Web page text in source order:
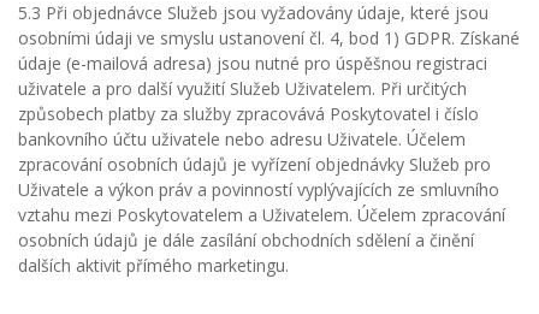
5.3 Při objednávce Služeb jsou vyžadovány údaje, které jsou
osobními údaji ve smyslu ustanovení čl. 4, bod 1) GDPR. Získané
údaje (e-mailová adresa) jsou nutné pro úspěšnou registraci
uživatele a pro další využití Služeb Uživatelem. Při určitých
způsobech platby za služby zpracovává Poskytovatel i číslo
bankovního účtu uživatele nebo adresu Uživatele. Účelem
zpracování osobních údajů je vyřízení objednávky Služeb pro
Uživatele a výkon práv a povinností vyplývajících ze smluvního
vztahu mezi Poskytovatelem a Uživatelem. Účelem zpracování
osobních údajů je dále zasílání obchodních sdělení a činění
dalších aktivit přímého marketingu.